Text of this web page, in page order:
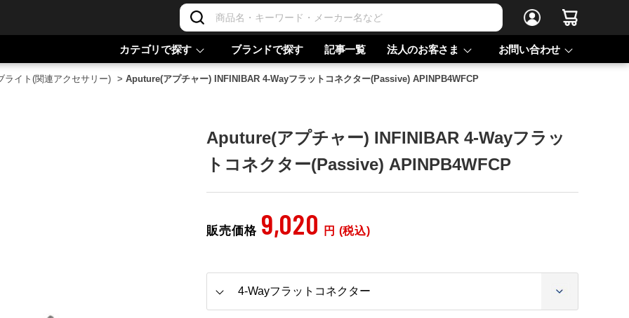
カテゴリで探す ブランドで探す 記事一覧 法人のお客さま お問い合わせ
ライト(関連アクセサリー) > Aputure(アプチャー) INFINIBAR 4-Wayフラットコネクター(Passive) APINPB4WFCP
Aputure(アプチャー) INFINIBAR 4-Wayフラッ
トコネクター(Passive) APINPB4WFCP
販売価格 9,020 円 (税込)